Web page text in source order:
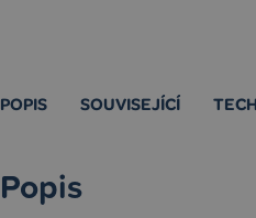
POPIS SOUVISEJÍCÍ
Popis